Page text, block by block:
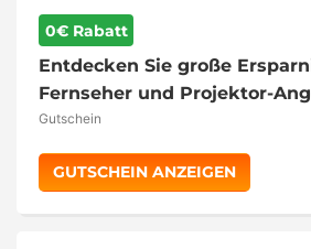
0€ Rabatt
Entdecken Sie große
Fernseher und Projektor-
Gutschein
GUTSCHEIN ANZEIGEN